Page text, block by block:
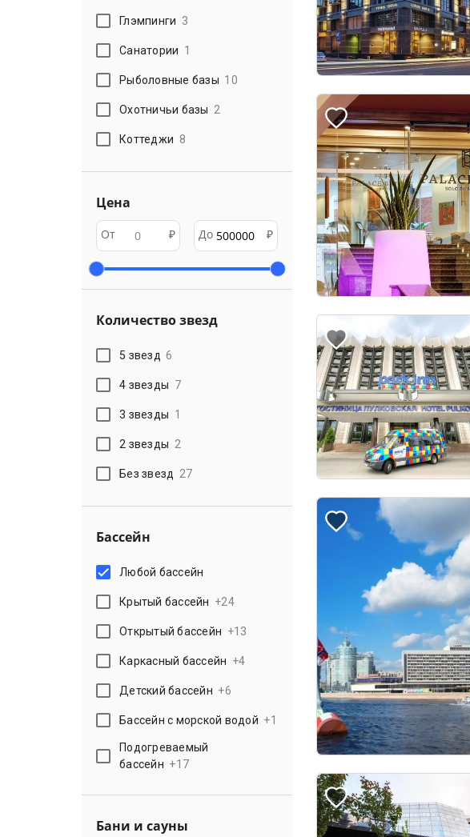
Глэмпинги 3
Санатории 1
Рыболовные базы 10
Охотничьи базы 2
Коттеджи 8
Цена
От ₽ До ₽
Количество звезд
5 звезд 6
4 звезды 7
3 звезды 1
2 звезды 2
Без звезд 27
Бассейн
Любой бассейн
Крытый бассейн +24
Открытый бассейн +13
Каркасный бассейн +4
Детский бассейн +6
Бассейн с морской водой +1
Подогреваемый
бассейн +17
Бани и сауны